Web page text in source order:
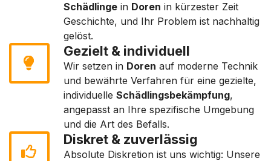
Schädlinge in Doren in kürzester Zeit
Geschichte, und Ihr Problem ist nachhaltig
gelöst.
Gezielt & individuell
Wir setzen in Doren auf moderne Technik
und bewährte Verfahren für eine gezielte,
individuelle Schädlingsbekämpfung,
angepasst an Ihre spezifische Umgebung
und die Art des Befalls.
Diskret & zuverlässig
Absolute Diskretion ist uns wichtig: Unsere